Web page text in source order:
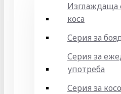
Изглаждаща
коса
Серия за
Серия за
употреба
Серия за